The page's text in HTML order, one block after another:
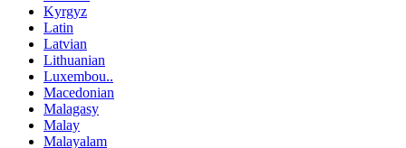
Kyrgyz
Latin
Latvian
Lithuanian
Luxembou..
Macedonian
Malagasy
Malay
Malayalam